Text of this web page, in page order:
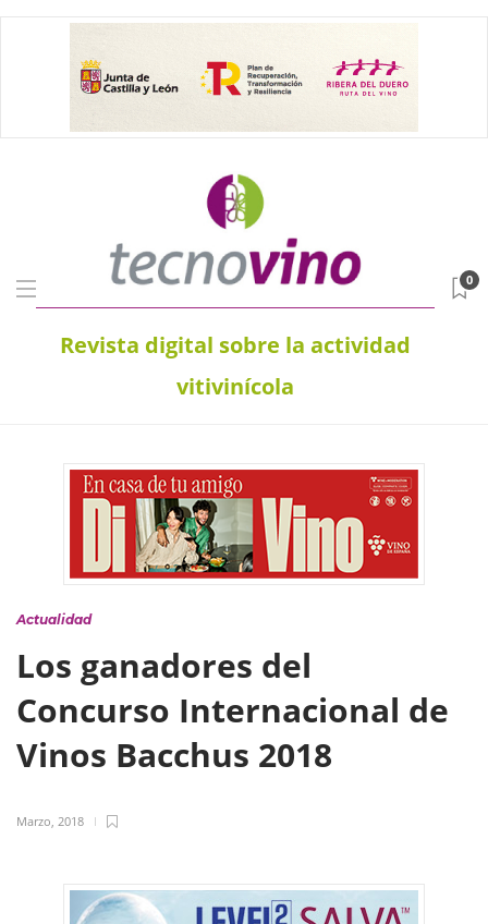
Revista digital sobre la actividad
vitivinícola
0
Actualidad
Los ganadores del
Concurso Internacional de
Vinos Bacchus 2018
Marzo, 2018